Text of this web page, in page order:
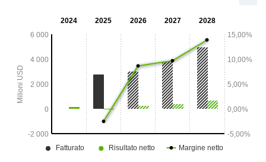
inoltre servizi di liquidità, che forniscono servizi istituzionali
stablecoin Circle.